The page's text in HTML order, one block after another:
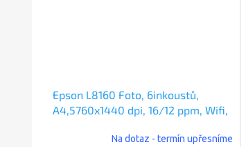
Epson L8160 Foto, 6inkoustů,
A4,5760x1440 dpi, 16/12 ppm, Wifi,
Na dotaz - termín upřesníme